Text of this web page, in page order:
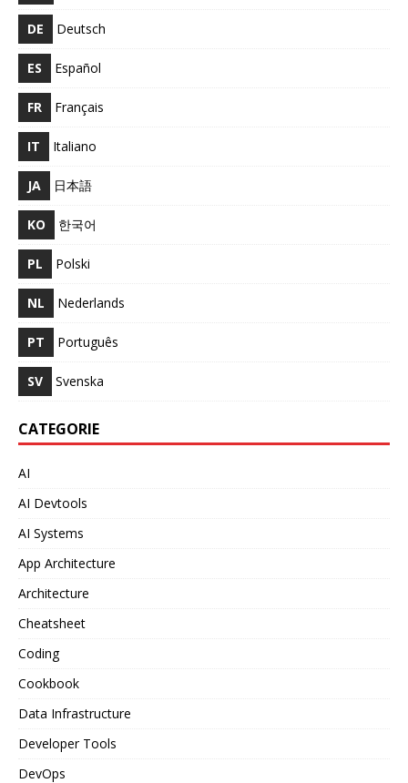
DE Deutsch
ES Español
FR Français
IT Italiano
JA 日本語
KO 한국어
PL Polski
NL Nederlands
PT Português
SV Svenska
CATEGORIE
AI
AI Devtools
AI Systems
App Architecture
Architecture
Cheatsheet
Coding
Cookbook
Data Infrastructure
Developer Tools
DevOps